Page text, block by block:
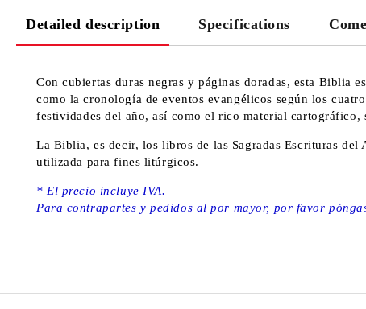
Detailed description Specifications
Con cubiertas duras negras y páginas doradas, esta Biblia
como la cronología de eventos evangélicos según los
festividades del año, así como el rico material
La Biblia, es decir, los libros de las Sagradas Escrituras
utilizada para fines litúrgicos.
* El precio incluye IVA.
Para contrapartes y pedidos al por mayor, por favor